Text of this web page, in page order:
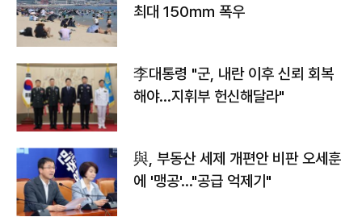
최대 150㎜ 폭우
李대통령 "군, 내란 이후 신뢰 회복
해야…지휘부 헌신해달라"
與, 부동산 세제 개편안 비판 오세훈
에 '맹공'…"공급 억제기"